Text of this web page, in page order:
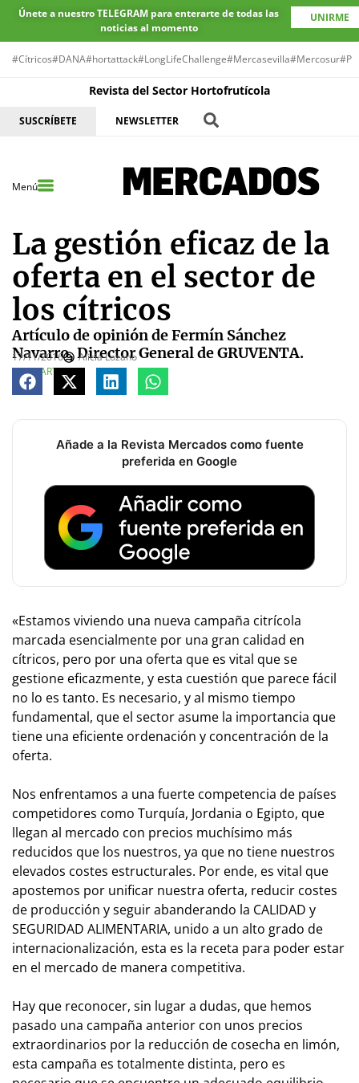
Únete a nuestro TELEGRAM para enterarte de todas las
noticias al momento
UNIRME
#Cítricos#DANA#hortattack#LongLifeChallenge#Mercasevilla#Mercosur
Revista del Sector Hortofrutícola
SUSCRÍBETE NEWSLETTER
Menú
La gestión eficaz de la
oferta en el sector de
los cítricos
Artículo de opinión de Fermín Sánchez
Navarro, Director General de GRUVENTA.
17/11/2016
Alicia Lozano
COMPARTE
Añade a la Revista Mercados como fuente
preferida en Google
«Estamos viviendo una nueva campaña citrícola
marcada esencialmente por una gran calidad en
cítricos, pero por una oferta que es vital que se
gestione eficazmente, y esta cuestión que parece fácil
no lo es tanto. Es necesario, y al mismo tiempo
fundamental, que el sector asume la importancia que
tiene una eficiente ordenación y concentración de la
oferta.
Nos enfrentamos a una fuerte competencia de países
competidores como Turquía, Jordania o Egipto, que
llegan al mercado con precios muchísimo más
reducidos que los nuestros, ya que no tiene nuestros
elevados costes estructurales. Por ende, es vital que
apostemos por unificar nuestra oferta, reducir costes
de producción y seguir abanderando la CALIDAD y
SEGURIDAD ALIMENTARIA, unido a un alto grado de
internacionalización, esta es la receta para poder estar
en el mercado de manera competitiva.
Hay que reconocer, sin lugar a dudas, que hemos
pasado una campaña anterior con unos precios
extraordinarios por la reducción de cosecha en limón,
esta campaña es totalmente distinta, pero es